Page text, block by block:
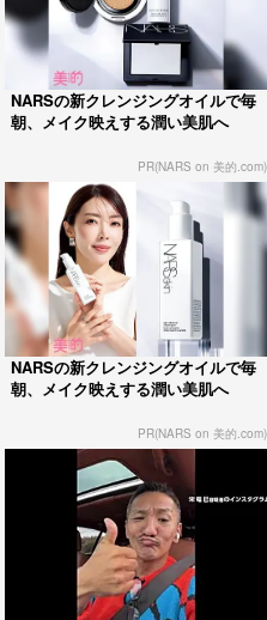
NARSの新クレンジングオイルで毎
朝、メイク映えする潤い美肌へ
PR(NARS on 美的.com)
NARSの新クレンジングオイルで毎
朝、メイク映えする潤い美肌へ
PR(NARS on 美的.com)